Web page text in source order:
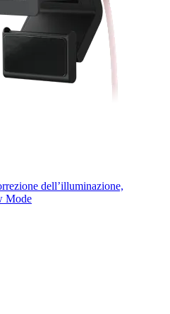
dell’illuminazione,
Mode